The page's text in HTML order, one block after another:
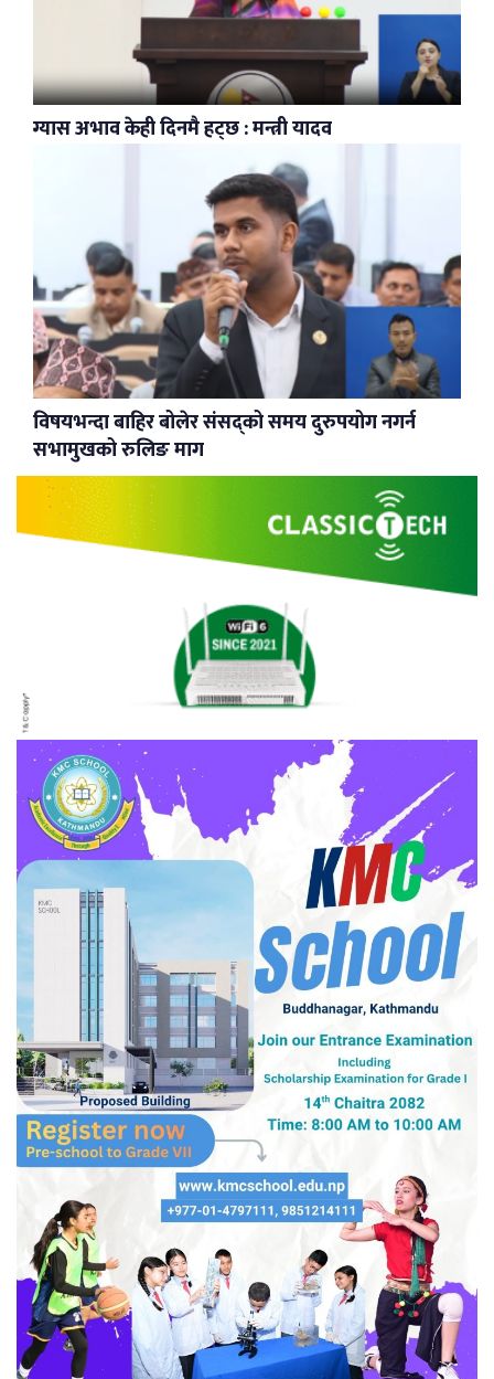
ग्यास अभाव केही दिनमै हट्छ : मन्त्री यादव
विषयभन्दा बाहिर बोलेर संसद्को समय दुरुपयोग नगर्न
सभामुखको रुलिङ माग